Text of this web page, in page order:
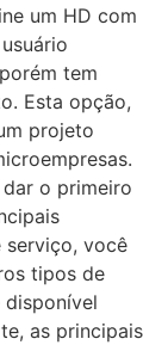
um HD com
tem
Esta opção,
projeto
o primeiro
você
tipos de
disponível
as principais